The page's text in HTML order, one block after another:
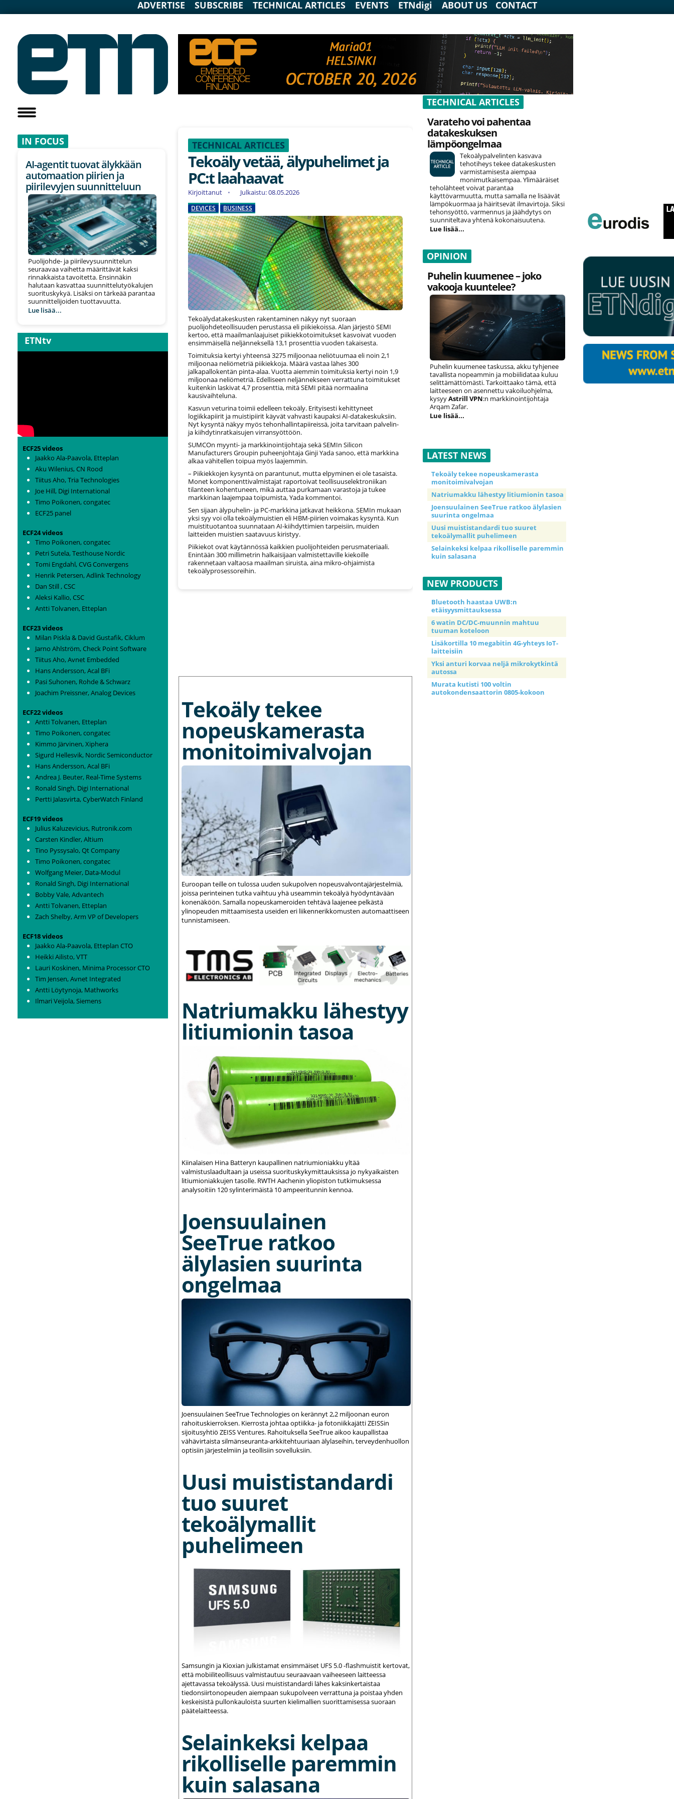
ADVERTISE SUBSCRIBE TECHNICAL ARTICLES EVENTS ETNdigi ABOUT US CONTACT
IN FOCUS
AI-agentit tuovat älykkään
automaation piirien ja
piirilevyjen suunnitteluun
Puolijohde- ja piirilevysuunnittelun
seuraavaa vaihetta määrittävät kaksi
rinnakkaista tavoitetta. Ensinnäkin
halutaan kasvattaa suunnittelutyökalujen
suorituskykyä. Lisäksi on tärkeää parantaa
suunnittelijoiden tuottavuutta.
Lue lisää...
ETNtv
ECF25 videos
Jaakko Ala-Paavola, Etteplan
Aku Wilenius, CN Rood
Tiitus Aho, Tria Technologies
Joe Hill, Digi International
Timo Poikonen, congatec
ECF25 panel
ECF24 videos
Timo Poikonen, congatec
Petri Sutela, Testhouse Nordic
Tomi Engdahl, CVG Convergens
Henrik Petersen, Adlink Technology
Dan Still , CSC
Aleksi Kallio, CSC
Antti Tolvanen, Etteplan
ECF23 videos
Milan Piskla & David Gustafik, Ciklum
Jarno Ahlström, Check Point Software
Tiitus Aho, Avnet Embedded
Hans Andersson, Acal BFi
Pasi Suhonen, Rohde & Schwarz
Joachim Preissner, Analog Devices
ECF22 videos
Antti Tolvanen, Etteplan
Timo Poikonen, congatec
Kimmo Järvinen, Xiphera
Sigurd Hellesvik, Nordic Semiconductor
Hans Andersson, Acal BFi
Andrea J. Beuter, Real-Time Systems
Ronald Singh, Digi International
Pertti Jalasvirta, CyberWatch Finland
ECF19 videos
Julius Kaluzevicius, Rutronik.com
Carsten Kindler, Altium
Tino Pyssysalo, Qt Company
Timo Poikonen, congatec
Wolfgang Meier, Data-Modul
Ronald Singh, Digi International
Bobby Vale, Advantech
Antti Tolvanen, Etteplan
Zach Shelby, Arm VP of Developers
ECF18 videos
Jaakko Ala-Paavola, Etteplan CTO
Heikki Ailisto, VTT
Lauri Koskinen, Minima Processor CTO
Tim Jensen, Avnet Integrated
Antti Löytynoja, Mathworks
Ilmari Veijola, Siemens
TECHNICAL ARTICLES
Tekoäly vetää, älypuhelimet ja
PC:t laahaavat
Kirjoittanut Julkaistu: 08.05.2026
DEVICES BUSINESS
Tekoälydatakeskusten rakentaminen näkyy nyt suoraan
puolijohdeteollisuuden perustassa eli piikiekoissa. Alan järjestö SEMI
kertoo, että maailmanlaajuiset piikiekkotoimitukset kasvoivat vuoden
ensimmäisellä neljänneksellä 13,1 prosenttia vuoden takaisesta.
Toimituksia kertyi yhteensä 3275 miljoonaa neliötuumaa eli noin 2,1
miljoonaa neliömetriä piikiekkoja. Määrä vastaa lähes 300
jalkapallokentän pinta-alaa. Vuotta aiemmin toimituksia kertyi noin 1,9
miljoonaa neliömetriä. Edelliseen neljännekseen verrattuna toimitukset
kuitenkin laskivat 4,7 prosenttia, mitä SEMI pitää normaalina
kausivaihteluna.
Kasvun veturina toimii edelleen tekoäly. Erityisesti kehittyneet
logiikkapiirit ja muistipiirit käyvät vahvasti kaupaksi AI-datakeskuksiin.
Nyt kysyntä näkyy myös tehonhallintapiireissä, joita tarvitaan palvelin-
ja kiihdytinratkaisujen virransyöttöön.
SUMCOn myynti- ja markkinointijohtaja sekä SEMIn Silicon
Manufacturers Groupin puheenjohtaja Ginji Yada sanoo, että markkina
alkaa vähitellen toipua myös laajemmin.
– Piikiekkojen kysyntä on parantunut, mutta elpyminen ei ole tasaista.
Monet komponenttivalmistajat raportoivat teollisuuselektroniikan
tilanteen kohentuneen, mikä auttaa purkamaan varastoja ja tukee
markkinan laajempaa toipumista, Yada kommentoi.
Sen sijaan älypuhelin- ja PC-markkina jatkavat heikkona. SEMIn mukaan
yksi syy voi olla tekoälymuistien eli HBM-piirien voimakas kysyntä. Kun
muistituotantoa suunnataan AI-kiihdyttimien tarpeisiin, muiden
laitteiden muistien saatavuus kiristyy.
Piikiekot ovat käytännössä kaikkien puolijohteiden perusmateriaali.
Enintään 300 millimetrin halkaisijaan valmistettaville kiekoille
rakennetaan valtaosa maailman siruista, aina mikro-ohjaimista
tekoälyprosessoreihin.
Tekoäly tekee
nopeuskamerasta
monitoimivalvojan
Euroopan teille on tulossa uuden sukupolven nopeusvalvontajärjestelmiä,
joissa perinteinen tutka vaihtuu yhä useammin tekoälyä hyödyntävään
konenäköön. Samalla nopeuskameroiden tehtävä laajenee pelkästä
ylinopeuden mittaamisesta useiden eri liikennerikkomusten automaattiseen
tunnistamiseen.
Natriumakku lähestyy
litiumionin tasoa
Kiinalaisen Hina Batteryn kaupallinen natriumioniakku yltää
valmistuslaadultaan ja useissa suorituskykymittauksissa jo nykyaikaisten
litiumioniakkujen tasolle. RWTH Aachenin yliopiston tutkimuksessa
analysoitiin 120 sylinterimäistä 10 ampeeritunnin kennoa.
Joensuulainen
SeeTrue ratkoo
älylasien suurinta
ongelmaa
Joensuulainen SeeTrue Technologies on kerännyt 2,2 miljoonan euron
rahoituskierroksen. Kierrosta johtaa optiikka- ja fotoniikkajätti ZEISSin
sijoitusyhtiö ZEISS Ventures. Rahoituksella SeeTrue aikoo kaupallistaa
vähävirtaista silmänseuranta-arkkitehtuuriaan älylaseihin, terveydenhuollon
optisiin järjestelmiin ja teollisiin sovelluksiin.
Uusi muististandardi
tuo suuret
tekoälymallit
puhelimeen
Samsungin ja Kioxian julkistamat ensimmäiset UFS 5.0 -flashmuistit kertovat,
että mobiiliteollisuus valmistautuu seuraavaan vaiheeseen laitteessa
ajettavassa tekoälyssä. Uusi muististandardi lähes kaksinkertaistaa
tiedonsiirtonopeuden aiempaan sukupolveen verrattuna ja poistaa yhden
keskeisistä pullonkauloista suurten kielimallien suorittamisessa suoraan
päätelaitteessa.
Selainkeksi kelpaa
rikolliselle paremmin
kuin salasana
TECHNICAL ARTICLES
Varateho voi pahentaa
datakeskuksen
lämpöongelmaa
Tekoälypalvelinten kasvava
tehotiheys tekee datakeskusten
varmistamisesta aiempaa
monimutkaisempaa. Ylimääräiset
teholähteet voivat parantaa
käyttövarmuutta, mutta samalla ne lisäävät
lämpökuormaa ja häiritsevät ilmavirtoja. Siksi
tehonsyöttö, varmennus ja jäähdytys on
suunniteltava yhtenä kokonaisuutena.
Lue lisää...
OPINION
Puhelin kuumenee – joko
vakooja kuuntelee?
Puhelin kuumenee taskussa, akku tyhjenee
tavallista nopeammin ja mobiilidataa kuluu
selittämättömästi. Tarkoittaako tämä, että
laitteeseen on asennettu vakoiluohjelma,
kysyyAstrill VPN:n markkinointijohtaja
Arqam Zafar.
Lue lisää...
LATEST NEWS
Tekoäly tekee nopeuskamerasta
monitoimivalvojan
Natriumakku lähestyy litiumionin tasoa
Joensuulainen SeeTrue ratkoo älylasien
suurinta ongelmaa
Uusi muististandardi tuo suuret
tekoälymallit puhelimeen
Selainkeksi kelpaa rikolliselle paremmin
kuin salasana
NEW PRODUCTS
Bluetooth haastaa UWB:n
etäisyysmittauksessa
6 watin DC/DC-muunnin mahtuu
tuuman koteloon
Lisäkortilla 10 megabitin 4G-yhteys IoT-
laitteisiin
Yksi anturi korvaa neljä mikrokytkintä
autossa
Murata kutisti 100 voltin
autokondensaattorin 0805-kokoon